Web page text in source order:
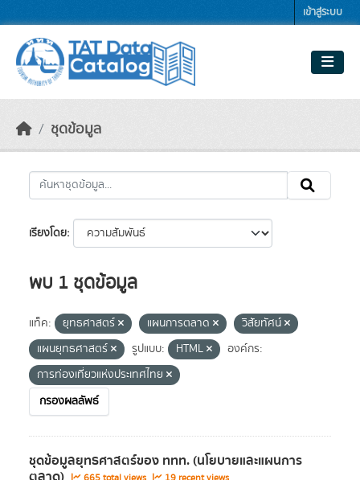
เข้าสู่ระบบ
ชุดข้อมูล
เรียงโดย
พบ 1 ชุดข้อมูล
แท็ค: ยุทธศาสตร์ แผนการตลาด
วิสัยทัศน์
แผนยุทธศาสตร์
รูปแบบ: HTML
องค์กร:
การท่องเที่ยวแห่งประเทศไทย
กรองผลลัพธ์
ชุดข้อมูลยุทธศาสตร์ของ ททท. (นโยบายและแผนการ